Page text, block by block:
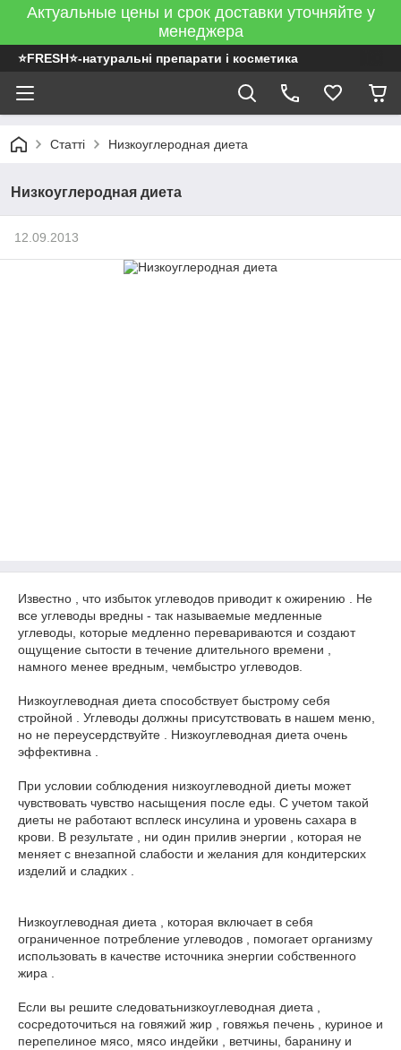
Актуальные цены и срок доставки уточняйте у
менеджера
⭐FRESH⭐-натуральні препарати і косметика
Статті Низкоуглеродная диета
Низкоуглеродная диета
12.09.2013
Известно , что избыток углеводов приводит к ожирению . Не
все углеводы вредны - так называемые медленные
углеводы, которые медленно перевариваются и создают
ощущение сытости в течение длительного времени ,
намного менее вредным, чембыстро углеводов.
Низкоуглеводная диета способствует быстрому себя
стройной . Углеводы должны присутствовать в нашем меню,
но не переусердствуйте . Низкоуглеводная диета очень
эффективна .
При условии соблюдения низкоуглеводной диеты может
чувствовать чувство насыщения после еды. С учетом такой
диеты не работают всплеск инсулина и уровень сахара в
крови. В результате , ни один прилив энергии , которая не
меняет с внезапной слабости и желания для кондитерских
изделий и сладких .
Низкоуглеводная диета , которая включает в себя
ограниченное потребление углеводов , помогает организму
использовать в качестве источника энергии собственного
жира .
Если вы решите следоватьнизкоуглеводная диета ,
сосредоточиться на говяжий жир , говяжья печень , куриное и
перепелиное мясо, мясо индейки , ветчины, баранину и